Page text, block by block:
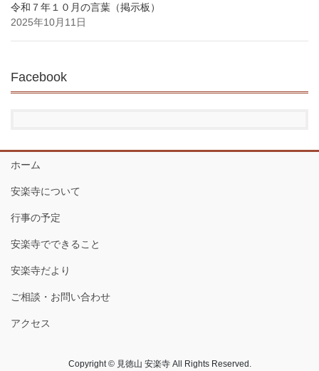
令和７年１０月の言葉（掲示板）
2025年10月11日
Facebook
ホーム
安楽寺について
行事の予定
安楽寺でできること
安楽寺だより
ご相談・お問い合わせ
アクセス
Copyright © 見徳山 安楽寺 All Rights Reserved.